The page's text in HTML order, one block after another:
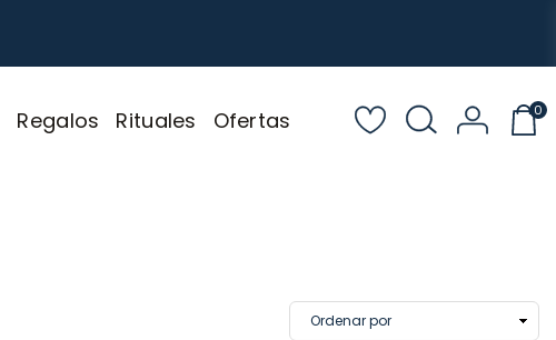
Regalos Rituales Ofertas 0